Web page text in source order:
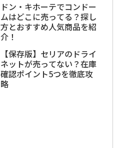
ドン・キホーテでコンドー
ムはどこに売ってる？探し
方とおすすめ人気商品を紹
介！
【保存版】セリアのドライ
ネットが売ってない？在庫
確認ポイント5つを徹底攻
略